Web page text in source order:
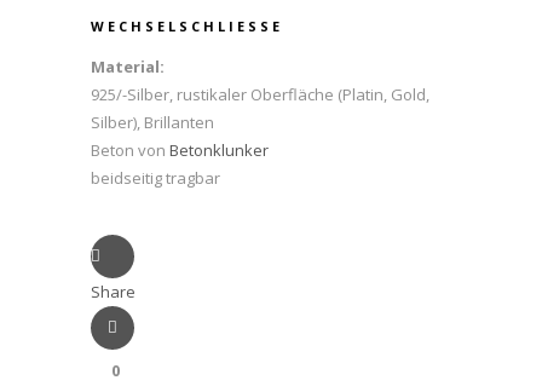
WECHSELSCHLIESSE
Material:
925/-Silber, rustikaler Oberfläche (Platin, Gold,
Silber), Brillanten
Beton von Betonklunker
beidseitig tragbar
Share
0